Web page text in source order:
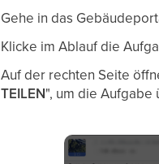
Gehe in das
Klicke im Ablauf die
Auf der rechten Seite
TEILEN", um die